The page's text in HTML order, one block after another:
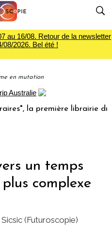
au 16/08. Retour de la newsletter
08/2026. Bel été !
en mutation
librairie du voyage
un temps
complexe
(Futuroscopie)